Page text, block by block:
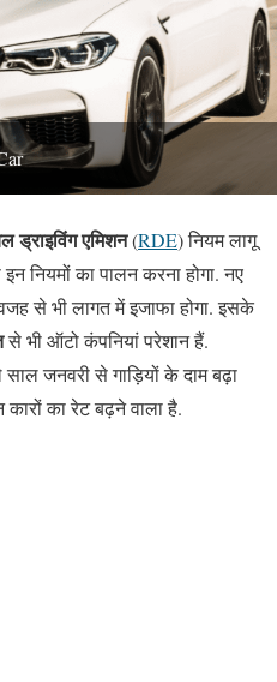
ड्राइविंग एमिशन(RDE) नियम लागू
नियमों का पालन करना होगा. नए
से भी लागत में इजाफा होगा. इसके
से भी ऑटो कंपनियां परेशान हैं.
जनवरी से गाड़ियों के दाम बढ़ा
का रेट बढ़ने वाला है.